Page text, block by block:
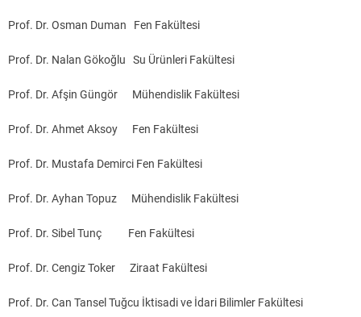
Prof. Dr. Osman Duman Fen Fakültesi
Prof. Dr. Nalan Gökoğlu Su Ürünleri Fakültesi
Prof. Dr. Afşin Güngör Mühendislik Fakültesi
Prof. Dr. Ahmet Aksoy Fen Fakültesi
Prof. Dr. Mustafa Demirci Fen Fakültesi
Prof. Dr. Ayhan Topuz Mühendislik Fakültesi
Prof. Dr. Sibel Tunç Fen Fakültesi
Prof. Dr. Cengiz Toker Ziraat Fakültesi
Prof. Dr. Can Tansel Tuğcu İktisadi ve İdari Bilimler Fakültesi